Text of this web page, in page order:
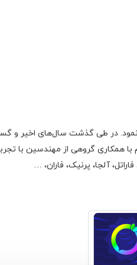
فعالیت اولیه‌ی خود را در زمینه‌‌ی تعمیر لوازم صوتی، تصویری، منابع تغذیه سوئیچینگ و تجهیزات
گروهی از مهندسین با
آلجا، پرنیک، فاران، …